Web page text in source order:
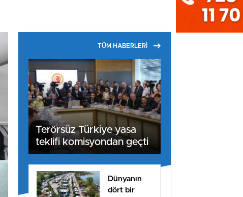
TÜM HABERLERİ
Terörsüz Türkiye yasa
teklifi komisyondan geçti
Dünyanın
dört bir